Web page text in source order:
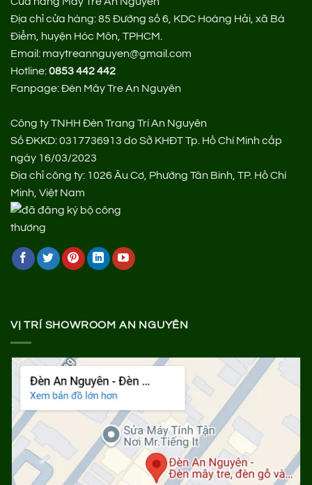
Địa chỉ cửa hàng:85 Đường số 6, KDC Hoàng Hải, xã Bà
Điểm, huyện Hóc Môn, TPHCM.
Email: maytreannguyen@gmail.com
Hotline:0853 442 442
Fanpage:Đèn Mây Tre An Nguyên
Công ty TNHH Đèn Trang Trí An Nguyên
Số ĐKKD: 0317736913 do Sở KHĐT Tp. Hồ Chí Minh cấp
ngày 16/03/2023
Địa chỉ công ty: 1026 Âu Cơ, Phường Tân Bình, TP. Hồ Chí
Minh, Việt Nam
VỊ TRÍ SHOWROOM AN NGUYÊN